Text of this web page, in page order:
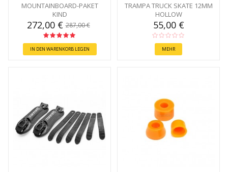
MOUNTAINBOARD-PAKET
KIND
272,00 €287,00 €
IN DEN WARENKORB LEGEN
TRAMPA TRUCK SKATE 12MM
HOLLOW
55,00 €
MEHR